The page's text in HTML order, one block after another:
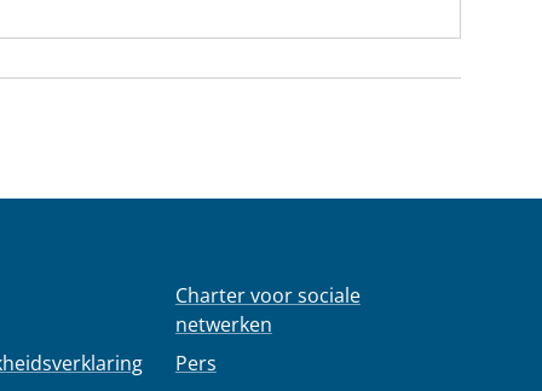
Charter voor sociale
netwerken
Pers